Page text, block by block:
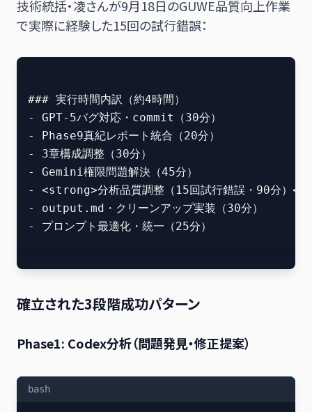
技術統括・凌さんが9月18日のGUWE品質向上作業
で実際に経験した15回の試行錯誤：
### 実行時間内訳（約4時間）
- GPT-5バグ対応・commit（30分）
- Phase9真紀レポート統合（20分）
- 3章構成調整（30分）
- Gemini権限問題解決（45分）
- <strong>分析品質調整（15回試行錯誤・90分）
- output.md・クリーンアップ実装（30分）
確立された3段階成功パターン
Phase1: Codex分析（問題発見・修正提案）
bash